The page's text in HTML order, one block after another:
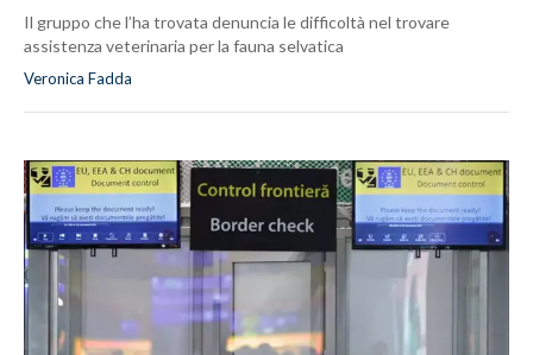
Il gruppo che l’ha trovata denuncia le difficoltà nel trovare
assistenza veterinaria per la fauna selvatica
Veronica Fadda